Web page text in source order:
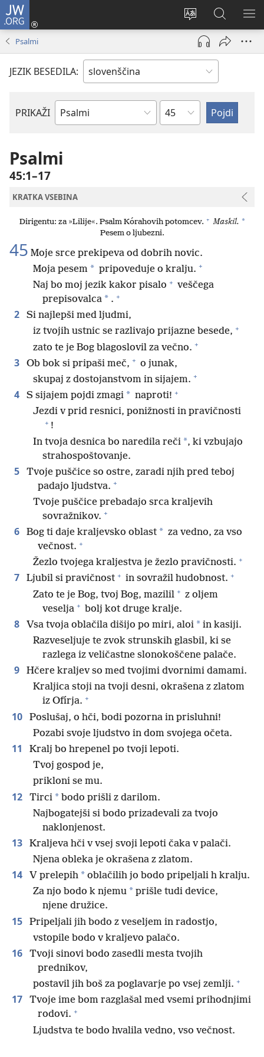
JW.ORG
Spremeni
jezik
spletnega
mesta
Prijava
(odpre
okno)
Iskanje
po
JW.ORG
Psalmi
JEZIK BESEDILA:
PRIKAŽI
Po
knjigi
Poglavje
Psalmi
45:1–17
KRATKA VSEBINA
Dirigentu: za »Lilije«. Psalm Kórahovih potomcev. + Maskil. *
Pesem o ljubezni.
45 Moje srce prekipeva od dobrih novic.
Moja pesem * pripoveduje o kralju. +
Naj bo moj jezik kakor pisalo + veščega
prepisovalca * . +
2
Si najlepši med ljudmi,
iz tvojih ustnic se razlivajo prijazne besede, +
zato te je Bog blagoslovil za večno. +
3 Ob bok si pripaši meč, + o junak,
skupaj z dostojanstvom in sijajem. +
4 S sijajem pojdi zmagi * naproti! +
Jezdi v prid resnici, ponižnosti in pravičnosti
+ !
In tvoja desnica bo naredila reči *, ki vzbujajo
strahospoštovanje.
5
Tvoje puščice so ostre, zaradi njih pred teboj
padajo ljudstva. +
Tvoje puščice prebadajo srca kraljevih
sovražnikov. +
6 Bog ti daje kraljevsko oblast * za vedno, za vso
večnost. +
Žezlo tvojega kraljestva je žezlo pravičnosti. +
7 Ljubil si pravičnost + in sovražil hudobnost. +
Zato te je Bog, tvoj Bog, mazilil + z oljem
veselja + bolj kot druge kralje.
8 Vsa tvoja oblačila dišijo po miri, aloi * in kasiji.
Razveseljuje te zvok strunskih glasbil, ki se
razlega iz veličastne slonokoščene palače.
9
Hčere kraljev so med tvojimi dvornimi damami.
Kraljica stoji na tvoji desni, okrašena z zlatom
iz Ofírja. +
10
Poslušaj, o hči, bodi pozorna in prisluhni!
Pozabi svoje ljudstvo in dom svojega očeta.
11
Kralj bo hrepenel po tvoji lepoti.
Tvoj gospod je,
prikloni se mu.
12 Tirci * bodo prišli z darilom.
Najbogatejši si bodo prizadevali za tvojo
naklonjenost.
13
Kraljeva hči v vsej svoji lepoti čaka v palači.
Njena obleka je okrašena z zlatom.
14 V prelepih * oblačilih jo bodo pripeljali h kralju.
Za njo bodo k njemu * prišle tudi device,
njene družice.
15
Pripeljali jih bodo z veseljem in radostjo,
vstopile bodo v kraljevo palačo.
16
Tvoji sinovi bodo zasedli mesta tvojih
prednikov,
postavil jih boš za poglavarje po vsej zemlji. +
17
Tvoje ime bom razglašal med vsemi prihodnjimi
rodovi. +
Ljudstva te bodo hvalila vedno, vso večnost.